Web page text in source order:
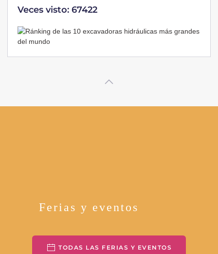
Veces visto: 32216
Ferias y eventos
TODAS LAS FERIAS Y EVENTOS